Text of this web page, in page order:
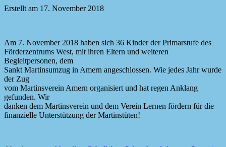
Erstellt am 17. November 2018
Am 7. November 2018 haben sich 36 Kinder der Primarstufe des
Förderzentrums West, mit ihren Eltern und weiteren
Begleitpersonen, dem
Sankt Martinsumzug in Amern angeschlossen. Wie jedes Jahr wurde
der Zug
vom Martinsverein Amern organisiert und hat regen Anklang
gefunden. Wir
danken dem Martinsverein und dem Verein Lernen fördern für die
finanzielle Unterstützung der Martinstüten!